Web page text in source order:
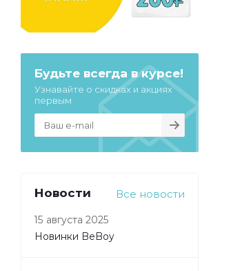
Будьте всегда в курсе!
Узнавайте о скидках и акциях
первым
Новости Все новости
15 августа 2025
Новинки BeBoy